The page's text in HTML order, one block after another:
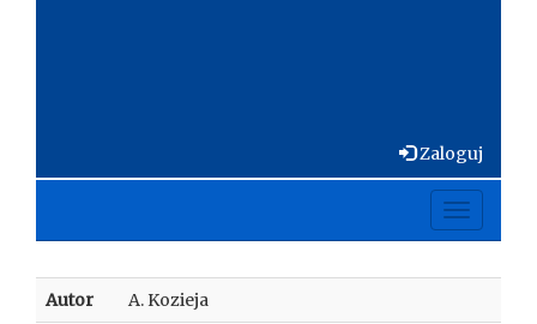
Zaloguj
Toggle
Autor A. Kozieja